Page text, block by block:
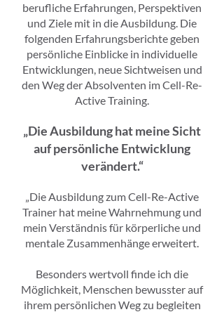
berufliche Erfahrungen, Perspektiven
und Ziele mit in die Ausbildung. Die
folgenden Erfahrungsberichte geben
persönliche Einblicke in individuelle
Entwicklungen, neue Sichtweisen und
den Weg der Absolventen im Cell-Re-
Active Training.
„Die Ausbildung hat meine Sicht
auf persönliche Entwicklung
verändert.“
„Die Ausbildung zum Cell-Re-Active
Trainer hat meine Wahrnehmung und
mein Verständnis für körperliche und
mentale Zusammenhänge erweitert.
Besonders wertvoll finde ich die
Möglichkeit, Menschen bewusster auf
ihrem persönlichen Weg zu begleiten